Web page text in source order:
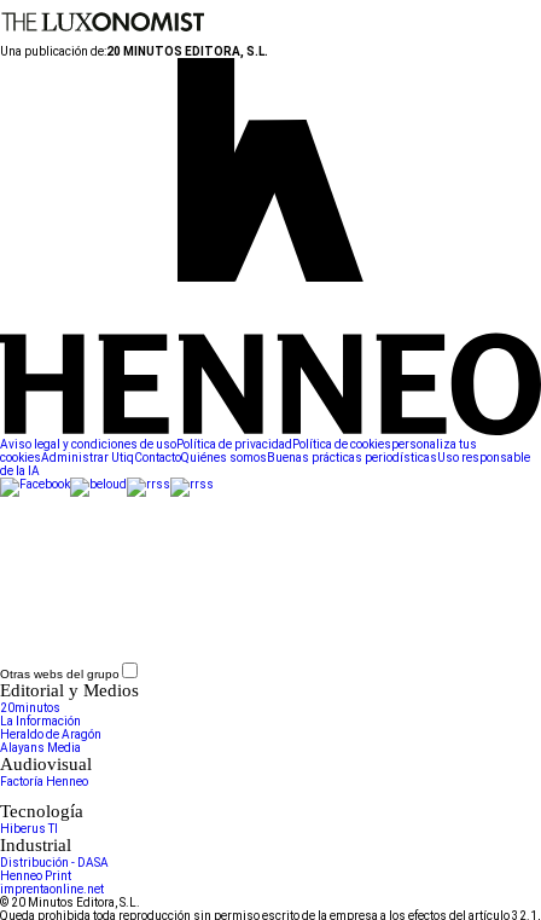
Una publicación de:20 MINUTOS EDITORA, S.L.
Aviso legal y condiciones de usoPolítica de privacidad Política de cookiespersonaliza tus
cookiesAdministrar UtiqContactoQuiénes somos Buenas prácticas periodísticasUso responsable
de la IA
Otras webs del grupo
Editorial y Medios
20minutos
La Información
Heraldo de Aragón
Alayans Media
Audiovisual
Factoría Henneo
Tecnología
Hiberus TI
Industrial
Distribución - DASA
Henneo Print
imprentaonline.net
© 20 Minutos Editora, S.L.
Queda prohibida toda reproducción sin permiso escrito de la empresa a los efectos del artículo 32.1,